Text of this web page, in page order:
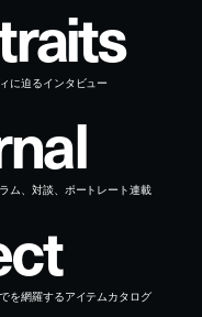
nal
、対談、ポートレート連載
ct
網羅するアイテムカタログ
s
ホテルの保存版ガイド